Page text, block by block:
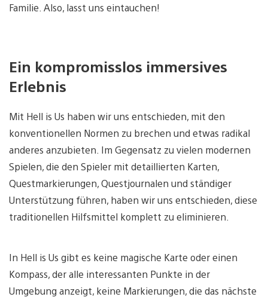
Familie. Also, lasst uns eintauchen!
Ein kompromisslos immersives
Erlebnis
Mit Hell is Us haben wir uns entschieden, mit den
konventionellen Normen zu brechen und etwas radikal
anderes anzubieten. Im Gegensatz zu vielen modernen
Spielen, die den Spieler mit detaillierten Karten,
Questmarkierungen, Questjournalen und ständiger
Unterstützung führen, haben wir uns entschieden, diese
traditionellen Hilfsmittel komplett zu eliminieren.
In Hell is Us gibt es keine magische Karte oder einen
Kompass, der alle interessanten Punkte in der
Umgebung anzeigt, keine Markierungen, die das nächste